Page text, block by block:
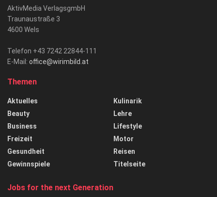
AktivMedia VerlagsgmbH
Traunaustraße 3
4600 Wels
Telefon +43 7242 22844-111
E-Mail: office@wirimbild.at
Themen
Aktuelles
Beauty
Business
Freizeit
Gesundheit
Gewinnspiele
Kulinarik
Lehre
Lifestyle
Motor
Reisen
Titelseite
Jobs for the next Generation